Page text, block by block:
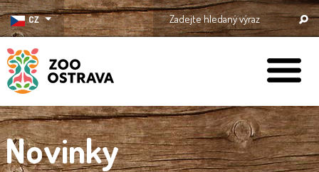
CZ
ZOO Ostrava
Novinky